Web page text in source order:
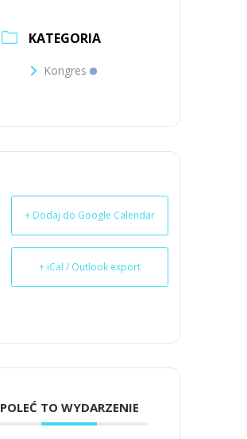
KATEGORIA
Kongres
+ Dodaj do Google Calendar
+ iCal / Outlook export
POLEĆ TO WYDARZENIE